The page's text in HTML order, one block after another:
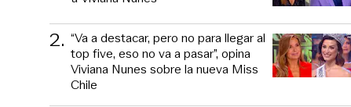
2. “Va a destacar, pero no para llegar al
top five, eso no va a pasar”, opina
Viviana Nunes sobre la nueva Miss
Chile